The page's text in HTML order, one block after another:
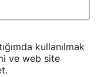
kullanılmak
ve web site